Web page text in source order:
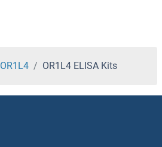
OR1L4 OR1L4 ELISA Kits